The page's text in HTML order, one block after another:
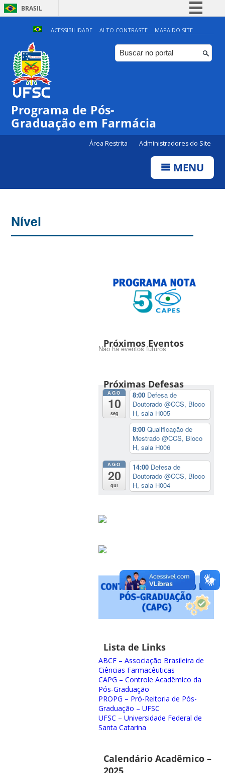
BRASIL
Simplifique!
Comunica BR
Participe
ACESSIBILIDADE ALTO CONTRASTE MAPA DO SITE
Programa de Pós-
Graduação em Farmácia
Área Restrita Administradores do Site
MENU
Nível
Próximos Eventos
Não há eventos futuros
Próximas Defesas
AGO
10
seg
8:00 Defesa de
Doutorado@CCS, Bloco
H, sala H005
8:00Qualificação de
Mestrado@CCS, Bloco
H, sala H006
AGO
20
qui
14:00 Defesa de
Doutorado@CCS, Bloco
H, sala H004
Lista de Links
ABCF – Associação Brasileira de
Ciências Farmacêuticas
CAPG – Controle Acadêmico da
Pós-Graduação
PROPG – Pró-Reitoria de Pós-
Graduação – UFSC
UFSC – Universidade Federal de
Santa Catarina
Calendário Acadêmico –